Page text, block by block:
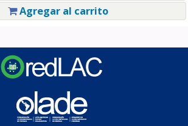
Agregar al carrito